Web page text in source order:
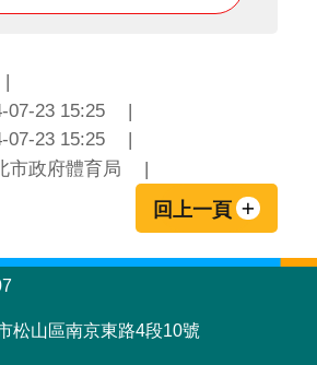
07-23 15:25
07-23 15:25
市政府體育局
回上一頁
市松山區南京東路4段10號